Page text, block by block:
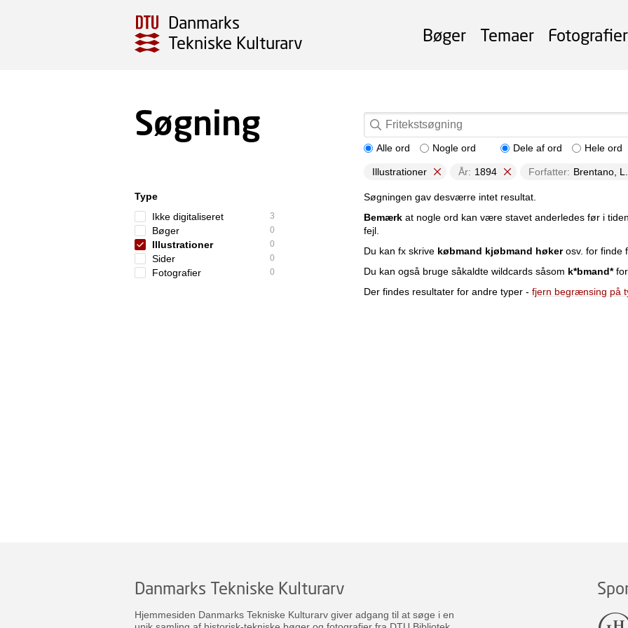
Danmarks
Tekniske Kulturarv
Bøger Temaer Fotografier
Søgning
Alle ord Nogle ord Dele af ord Hele ord
Illustrationer År: 1894 Forfatter: Brentano, L.
Type
Ikke digitaliseret
3
Bøger 0
Illustrationer 0
Sider 0
Fotografier 0
Søgningen gav desværre intet resultat.
Bemærkat nogle ord kan være stavet anderledes før i
fejl.
Du kan fx skrive købmand kjøbmand høkerosv. for finde
Du kan også bruge såkaldte wildcards såsom k*bmand*for
Der findes resultater for andre typer - fjern begrænsing på
Danmarks Tekniske Kulturarv
Hjemmesiden Danmarks Tekniske Kulturarv giver adgang til at søge i en